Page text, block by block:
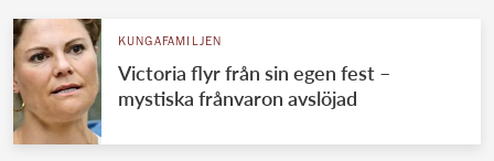
KUNGAFAMILJEN
Victoria flyr från sin egen fest –
mystiska frånvaron avslöjad